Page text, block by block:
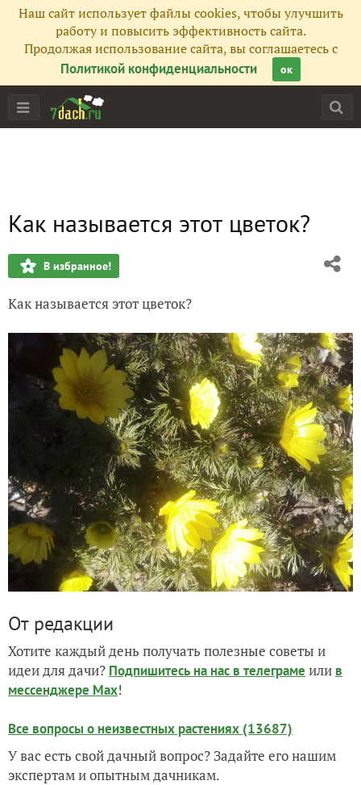
Наш сайт использует файлы cookies, чтобы улучшить
работу и повысить эффективность сайта.
Продолжая использование сайта, вы соглашаетесь с
Политикой конфиденциальности
ок
Как называется этот цветок?
В избранное!
Как называется этот цветок?
От редакции
Хотите каждый день получать полезные советы и
идеи для дачи? Подпишитесь на нас в телеграме или в
мессенджере Max!
Все вопросы о неизвестных растениях (13687)
У вас есть свой дачный вопрос? Задайте его нашим
экспертам и опытным дачникам.